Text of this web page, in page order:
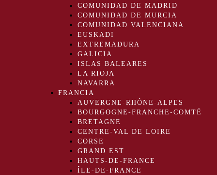
COMUNIDAD DE MADRID
COMUNIDAD DE MURCIA
COMUNIDAD VALENCIANA
EUSKADI
EXTREMADURA
GALICIA
ISLAS BALEARES
LA RIOJA
NAVARRA
FRANCIA
AUVERGNE-RHÔNE-ALPES
BOURGOGNE-FRANCHE-COMTÉ
BRETAGNE
CENTRE-VAL DE LOIRE
CORSE
GRAND EST
HAUTS-DE-FRANCE
ÎLE-DE-FRANCE